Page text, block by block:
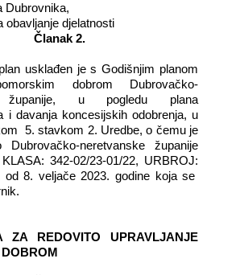
Dubrovnika,
obavljanje djelatnosti
Članak 2.
usklađen je s Godišnjim planom
dobrom Dubrovačko-
županije, u pogledu plana
i davanja koncesijskih odobrenja, u
5. stavkom 2. Uredbe, o čemu je
Dubrovačko-neretvanske županije
342-02/23-01/22, URBROJ:
od 8. veljače 2023. godine koja se
ZA REDOVITO UPRAVLJANJE